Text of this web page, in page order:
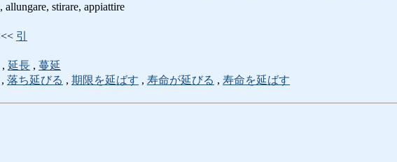
allungare, stirare, appiattire
引
, 延長 , 蔓延
落ち延びる , 期限を延ばす , 寿命が延びる , 寿命を延ばす